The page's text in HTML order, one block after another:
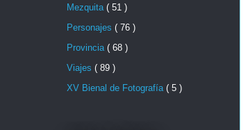
Mezquita ( 51 )
Personajes ( 76 )
Provincia ( 68 )
Viajes ( 89 )
XV Bienal de Fotografía ( 5 )